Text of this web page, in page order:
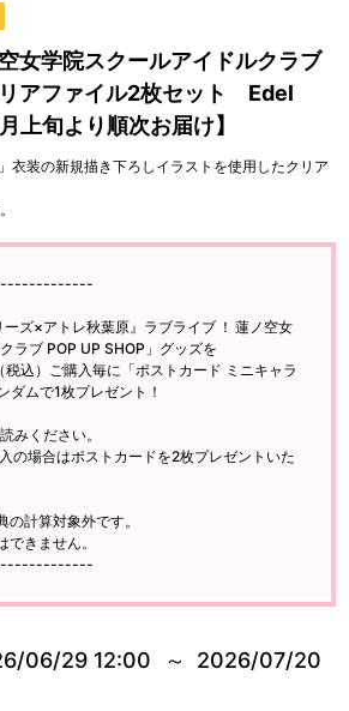
女学院スクールアイドルクラブ
アファイル2枚セット Edel
旬より順次お届け】
衣装の新規描き下ろしイラストを使用したクリア
ーズ×アトレ秋葉原』ラブライブ ！ 蓮ノ空女
ラブ POP UP SHOP」グッズを
込）ご購入毎に「ポストカード ミニキャラ
ダムで1枚プレゼント！
みください。
の場合はポストカードを2枚プレゼントいた
計算対象外です。
きません。
06/29 12:00
2026/07/20